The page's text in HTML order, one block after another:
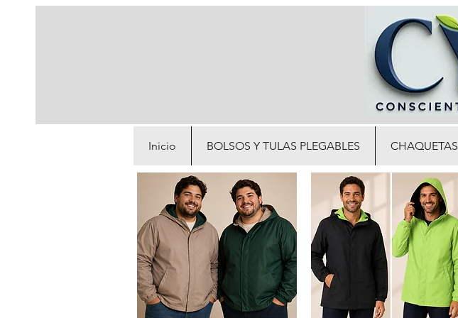
Inicio BOLSOS Y TULAS PLEGABLES CHAQUETAS